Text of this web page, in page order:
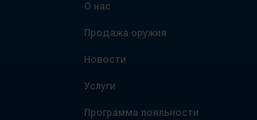
О нас
Продажа оружия
Новости
Услуги
Программа лояльности